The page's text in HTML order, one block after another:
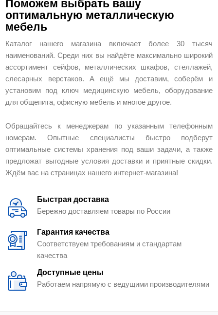
Поможем выбрать вашу
оптимальную металлическую
мебель
Каталог нашего магазина включает более 30 тысяч
наименований. Среди них вы найдёте максимально широкий
ассортимент сейфов, металлических шкафов, стеллажей,
слесарных верстаков. А ещё мы доставим, соберём и
установим под ключ медицинскую мебель, оборудование
для общепита, офисную мебель и многое другое.
Обращайтесь к менеджерам по указанным телефонным
номерам. Опытные специалисты быстро подберут
оптимальные системы хранения под ваши задачи, а также
предложат выгодные условия доставки и приятные скидки.
Ждём вас на страницах нашего интернет-магазина!
Быстрая доставка
Бережно доставляем товары по России
Гарантия качества
Соответствуем требованиям и стандартам
качества
Доступные цены
Работаем напрямую с ведущими производителями